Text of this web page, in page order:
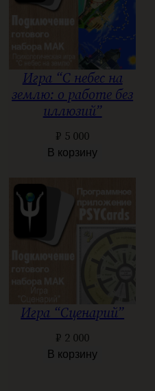
Игра “С небес на
землю: о работе без
иллюзий”
₽ 5 000
В корзину
Игра “Сценарий”
₽ 2 000
В корзину